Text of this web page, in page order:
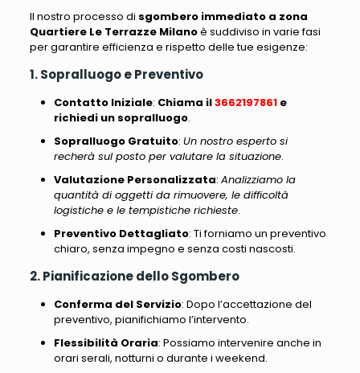
Il nostro processo di sgombero immediato a zona
Quartiere Le Terrazze Milanoè suddiviso in varie fasi
per garantire efficienza e rispetto delle tue esigenze:
1. Sopralluogo e Preventivo
Contatto Iniziale: Chiama il3662197861e
richiedi un sopralluogo.
Sopralluogo Gratuito: Un nostro esperto si
recherà sul posto per valutare la situazione.
Valutazione Personalizzata: Analizziamo la
quantità di oggetti da rimuovere, le difficoltà
logistiche e le tempistiche richieste.
Preventivo Dettagliato: Ti forniamo un preventivo
chiaro, senza impegno e senza costi nascosti.
2. Pianificazione dello Sgombero
Conferma del Servizio: Dopo l’accettazione del
preventivo, pianifichiamo l’intervento.
Flessibilità Oraria: Possiamo intervenire anche in
orari serali, notturni o durante i weekend.